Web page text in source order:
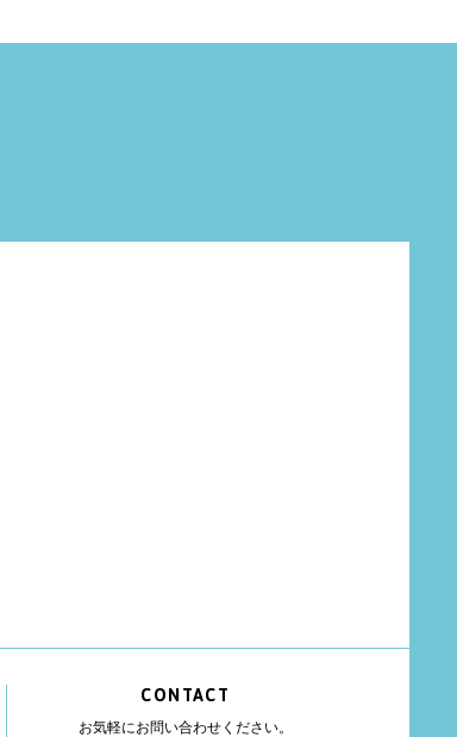
CONTACT
お気軽にお問い合わせください。